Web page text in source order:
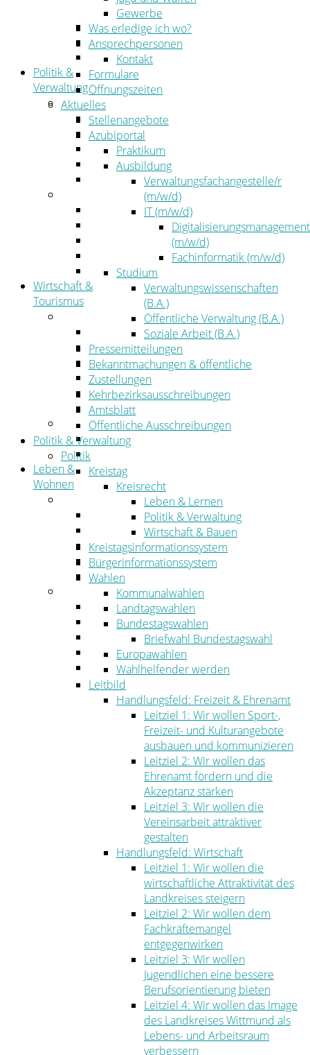
Zustellungen
Kehrbezirksausschreibungen
Amtsblatt
Öffentliche Ausschreibungen
Politik &
Verwaltung
Politik
Kreistag
Kreistagsinformationssystem
Bürgerinformationssystem
Wahlen
Der Landrat
Kommunalaufsicht
Zahlen, Daten, Fakten
Wirtschaft &
Tourismus
Wirtschaftsförderung
Gewerbeflächen und Unternehmen
Arbeitgeberservice
Mobilfunk & Breitband
Straßen- und Radwegebau
Landwirtschaft
Tourismus
Freizeit und Urlaub im Landkreis
Veranstaltungen
Leben &
Wohnen
Migration
Schulen, Bildung, Sport und Kultur
Soziales
Gesundheit
Jugend, Familie und Senioren
Bauen und Planen
Abfall
Umwelt
Ordnung
Gewerbe
Was erledige ich wo?
Ansprechpersonen
Kontakt
Formulare
Öffnungszeiten
Aktuelles
Stellenangebote
Azubiportal
Praktikum
Ausbildung
Verwaltungsfachangestelle/r
(m/w/d)
IT (m/w/d)
Digitalisierungsmanagement
(m/w/d)
Fachinformatik (m/w/d)
Studium
Verwaltungswissenschaften
(B.A.)
Öffentliche Verwaltung (B.A.)
Soziale Arbeit (B.A.)
Pressemitteilungen
Bekanntmachungen & öffentliche
Zustellungen
Kehrbezirksausschreibungen
Amtsblatt
Öffentliche Ausschreibungen
Politik & Verwaltung
Politik
Kreistag
Kreisrecht
Leben & Lernen
Politik & Verwaltung
Wirtschaft & Bauen
Kreistagsinformationssystem
Bürgerinformationssystem
Wahlen
Kommunalwahlen
Landtagswahlen
Bundestagswahlen
Briefwahl Bundestagswahl
Europawahlen
Wahlhelfender werden
Leitbild
Handlungsfeld: Freizeit & Ehrenamt
Leitziel 1: Wir wollen Sport-,
Freizeit- und Kulturangebote
ausbauen und kommunizieren
Leitziel 2: Wir wollen das
Ehrenamt fördern und die
Akzeptanz stärken
Leitziel 3: Wir wollen die
Vereinsarbeit attraktiver
gestalten
Handlungsfeld: Wirtschaft
Leitziel 1: Wir wollen die
wirtschaftliche Attraktivität des
Landkreises steigern
Leitziel 2: Wir wollen dem
Fachkräftemangel
entgegenwirken
Leitziel 3: Wir wollen
Jugendlichen eine bessere
Berufsorientierung bieten
Leitziel 4: Wir wollen das Image
des Landkreises Wittmund als
Lebens- und Arbeitsraum
verbessern